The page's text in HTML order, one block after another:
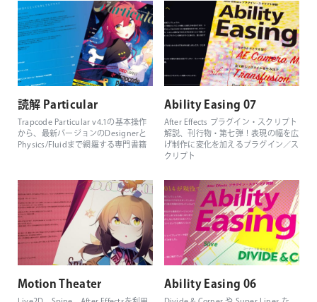
読解 Particular
Trapcode Particular v4.1の基本操作
から、最新バージョンのDesignerと
Physics/Fluidまで網羅する専門書籍
Ability Easing 07
After Effects プラグイン・スクリプト
解説、刊行物・第七弾！表現の幅を広
げ制作に変化を加えるプラグイン／ス
クリプト
Motion Theater Ability Easing 06